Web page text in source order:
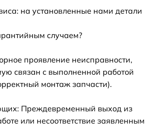
на установленные нами детали
случаем?
проявление неисправности,
связан с выполненной работой
монтаж запчасти).
Преждевременный выход из
или несоответствие заявленным